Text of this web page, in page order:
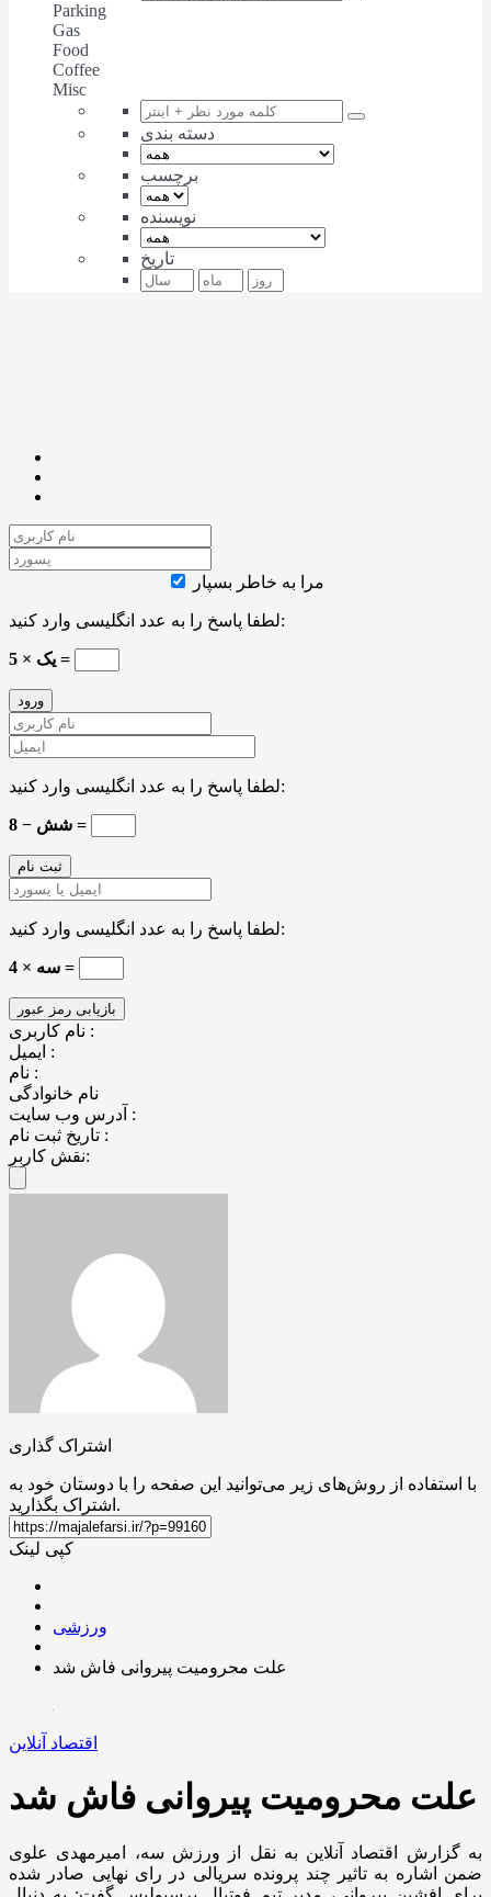
Parking
Gas
Food
Coffee
Misc
دسته بندی
برچسب
نویسنده
تاریخ
مرا به خاطر بسپار
لطفا پاسخ را به عدد انگلیسی وارد کنید:
یک × 5 =
لطفا پاسخ را به عدد انگلیسی وارد کنید:
8 − شش =
لطفا پاسخ را به عدد انگلیسی وارد کنید:
4 × سه =
نام کاربری :
ایمیل :
نام :
نام خانوادگی
آدرس وب سایت :
تاریخ ثبت نام :
نقش کاربر:
اشتراک گذاری
با استفاده از روش‌های زیر می‌توانید این صفحه را با دوستان خود به
اشتراک بگذارید.
کپی لینک
ورزشی
علت محرومیت پیروانی فاش شد
اقتصاد آنلاین
علت محرومیت پیروانی فاش شد
به گزارش اقتصاد آنلاین به نقل از ورزش سه، امیرمهدی علوی
ضمن اشاره به تاثیر چند پرونده سریالی در رای نهایی صادر شده